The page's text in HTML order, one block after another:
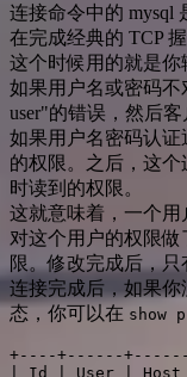
连接命令中的 mysql
在完成经典的 TCP
这个时候用的就是你
如果用户名或密码不
user"的错误，然后客
如果用户名密码认
的权限。之后，这
时读到的权限。
这就意味着，一个
对这个用户的权限
限。修改完成后，
连接完成后，如果
态，你可以在 show
+----+------
| Id | User |